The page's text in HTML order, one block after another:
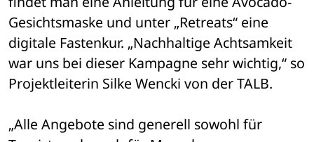
Gesichtsmaske und unter „Retreats“ eine
digitale Fastenkur. „Nachhaltige Achtsamkeit
war uns bei dieser Kampagne sehr wichtig,“ so
Projektleiterin Silke Wencki von der TALB.
„Alle Angebote sind generell sowohl für